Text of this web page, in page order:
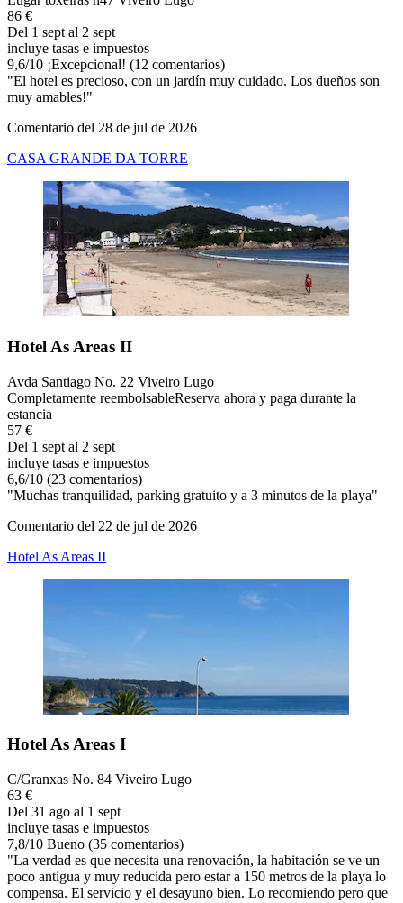
86 €
Del 1 sept al 2 sept
incluye tasas e impuestos
9,6/10 ¡Excepcional! (12 comentarios)
"El hotel es precioso, con un jardín muy cuidado. Los dueños son
muy amables!"
Comentario del 28 de jul de 2026
CASA GRANDE DA TORRE
Hotel As Areas II
Avda Santiago No. 22 Viveiro Lugo
Completamente reembolsableReserva ahora y paga durante la
estancia
57 €
Del 1 sept al 2 sept
incluye tasas e impuestos
6,6/10 (23 comentarios)
"Muchas tranquilidad, parking gratuito y a 3 minutos de la playa"
Comentario del 22 de jul de 2026
Hotel As Areas II
Hotel As Areas I
C/Granxas No. 84 Viveiro Lugo
63 €
Del 31 ago al 1 sept
incluye tasas e impuestos
7,8/10 Bueno (35 comentarios)
"La verdad es que necesita una renovación, la habitación se ve un
poco antigua y muy reducida pero estar a 150 metros de la playa lo
compensa. El servicio y el desayuno bien. Lo recomiendo pero que